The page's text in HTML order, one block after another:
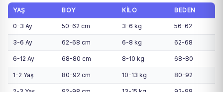
YAŞ BOY KILO BEDEN
0-3 Ay 50-62 cm 3-6 kg 56-62
3-6 Ay 62-68 cm 6-8 kg 62-68
6-12 Ay 68-80 cm 8-10 kg 68-80
1-2 Yaş 80-92 cm 10-13 kg 80-92